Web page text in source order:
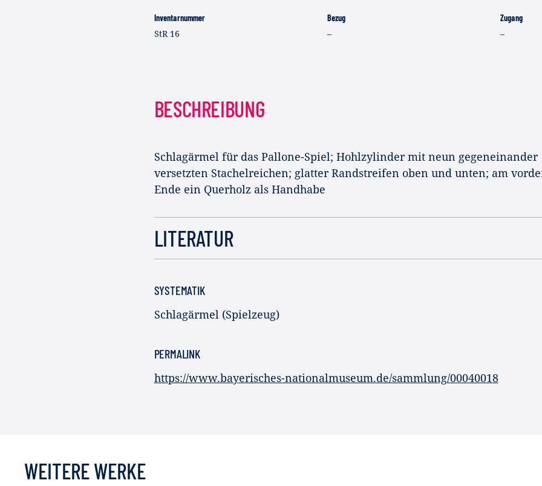
Inventarnummer
StR 16
Bezug
–
Zugang
–
BESCHREIBUNG
Schlagärmel für das Pallone-Spiel; Hohlzylinder mit neun gegeneinander
versetzten Stachelreichen; glatter Randstreifen oben und unten; am
Ende ein Querholz als Handhabe
LITERATUR
SYSTEMATIK
Schlagärmel (Spielzeug)
PERMALINK
https://www.bayerisches-nationalmuseum.de/sammlung/00040018
WEITERE WERKE